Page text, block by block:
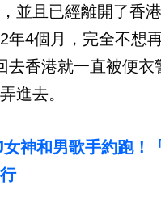
並且已經離開了香
年4個月，完全不想
去香港就一直被便衣
進去。
女神和男歌手約跑！